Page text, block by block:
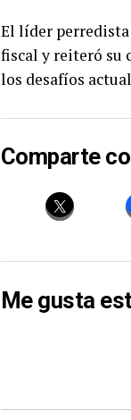
El líder perredista
fiscal y reiteró su
los desafíos
Comparte
Me gusta